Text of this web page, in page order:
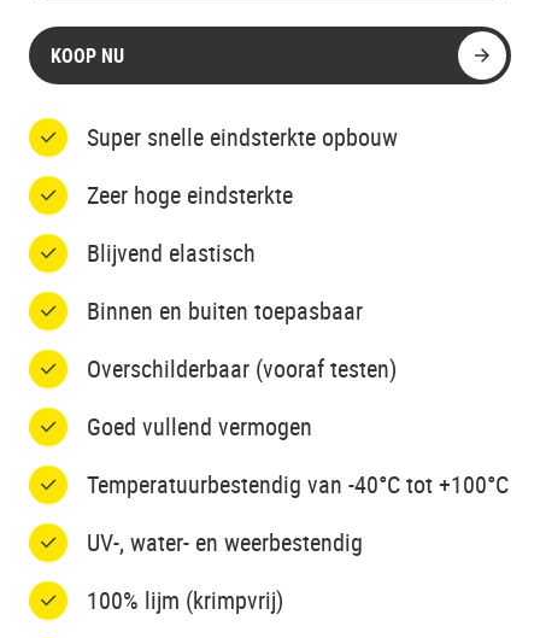
KOOP NU
Super snelle eindsterkte opbouw
Zeer hoge eindsterkte
Blijvend elastisch
Binnen en buiten toepasbaar
Overschilderbaar (vooraf testen)
Goed vullend vermogen
Temperatuurbestendig van -40°C tot +100°C
UV-, water- en weerbestendig
100% lijm (krimpvrij)